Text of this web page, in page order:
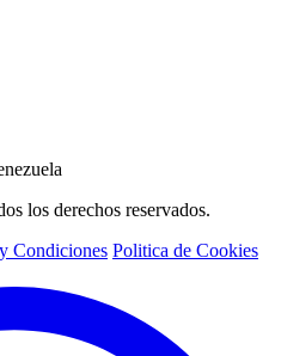
los derechos reservados.
Condiciones Politica de Cookies